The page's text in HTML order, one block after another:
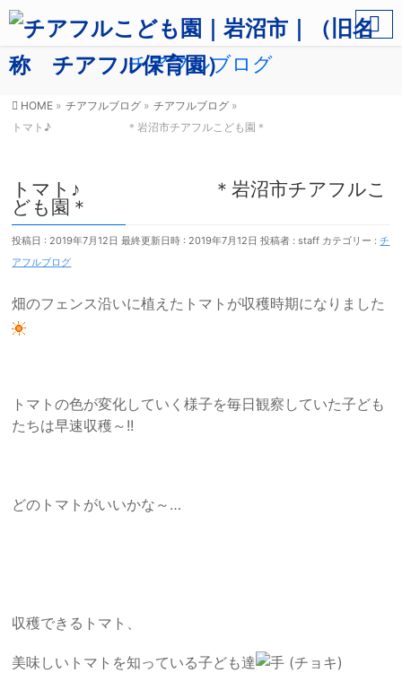
チアフルブログ
HOME » チアフルブログ » チアフルブログ »
トマト♪ ＊岩沼市チアフルこども園＊
トマト♪ ＊岩沼市チアフルこ
ども園＊
投稿日 : 2019年7月12日 最終更新日時 : 2019年7月12日 投稿者 :staff カテゴリー :チ
アフルブログ
畑のフェンス沿いに植えたトマトが収穫時期になりました
トマトの色が変化していく様子を毎日観察していた子ども
たちは早速収穫～!!
どのトマトがいいかな～…
収穫できるトマト、
美味しいトマトを知っている子ども達